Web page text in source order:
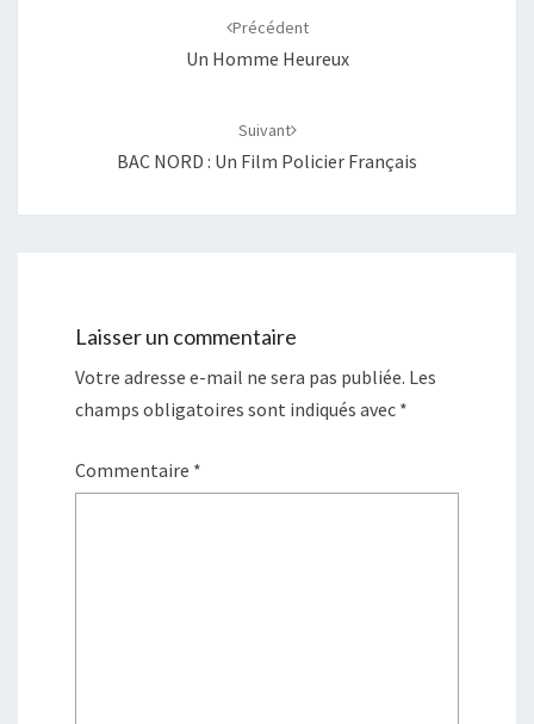
Précédent
Un Homme Heureux
Suivant
BAC NORD : Un Film Policier Français
Laisser un commentaire
Votre adresse e-mail ne sera pas publiée. Les
champs obligatoires sont indiqués avec *
Commentaire *